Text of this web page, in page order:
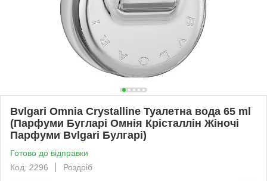
Bvlgari Omnia Crystalline Туалетна вода 65 ml
(Парфуми Бугларі Омнія Крісталлін Жіночі
Парфуми Bvlgari Булгарі)
Готово до відправки
Код: 2296
Роздріб